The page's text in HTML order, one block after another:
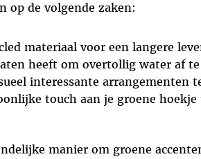
op de volgende zaken:
materiaal voor een langere
heeft om overtollig water af
interessante arrangementen
touch aan je groene hoekje
manier om groene